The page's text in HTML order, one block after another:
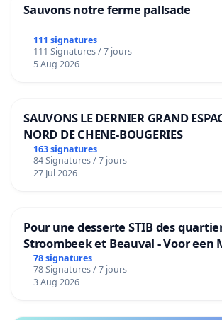
Sauvons notre ferme pallsade
111 signatures
111 Signatures / 7 jours
5 Aug 2026
SAUVONS LE DERNIER GRAND
NORD DE CHENE-BOUGERIES
163 signatures
84 Signatures / 7 jours
27 Jul 2026
Pour une desserte STIB des
Stroombeek et Beauval - Voor een
bediening van de wijken
Voor
78 signatures
78 Signatures / 7 jours
3 Aug 2026